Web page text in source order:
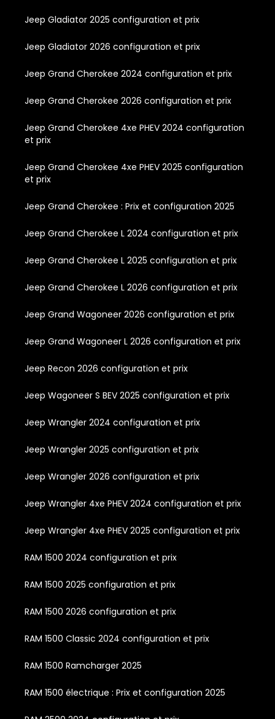
Jeep Gladiator 2025 configuration et prix
Jeep Gladiator 2026 configuration et prix
Jeep Grand Cherokee 2024 configuration et prix
Jeep Grand Cherokee 2026 configuration et prix
Jeep Grand Cherokee 4xe PHEV 2024 configuration
et prix
Jeep Grand Cherokee 4xe PHEV 2025 configuration
et prix
Jeep Grand Cherokee : Prix et configuration 2025
Jeep Grand Cherokee L 2024 configuration et prix
Jeep Grand Cherokee L 2025 configuration et prix
Jeep Grand Cherokee L 2026 configuration et prix
Jeep Grand Wagoneer 2026 configuration et prix
Jeep Grand Wagoneer L 2026 configuration et prix
Jeep Recon 2026 configuration et prix
Jeep Wagoneer S BEV 2025 configuration et prix
Jeep Wrangler 2024 configuration et prix
Jeep Wrangler 2025 configuration et prix
Jeep Wrangler 2026 configuration et prix
Jeep Wrangler 4xe PHEV 2024 configuration et prix
Jeep Wrangler 4xe PHEV 2025 configuration et prix
RAM 1500 2024 configuration et prix
RAM 1500 2025 configuration et prix
RAM 1500 2026 configuration et prix
RAM 1500 Classic 2024 configuration et prix
RAM 1500 Ramcharger 2025
RAM 1500 électrique : Prix et configuration 2025